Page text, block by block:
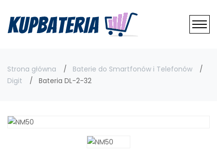
Strona główna
Baterie do Smartfonów i Telefonów
Digit
Bateria DL-2-32